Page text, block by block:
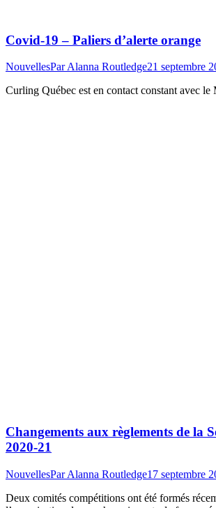
Covid-19 – Paliers d’alerte orange
NouvellesParAlanna Routledge21 septembre
Curling Québec est en contact constant avec le
Changements aux règlements de la
2020-21
NouvellesParAlanna Routledge17 septembre
Deux comités compétitions ont été formés